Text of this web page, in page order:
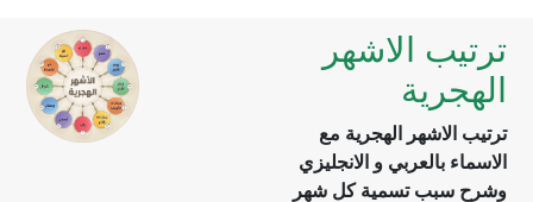
ترتيب الاشهر
الهجرية
ترتيب الاشهر الهجرية مع
الاسماء بالعربي و الانجليزي
وشرح سبب تسمية كل شهر